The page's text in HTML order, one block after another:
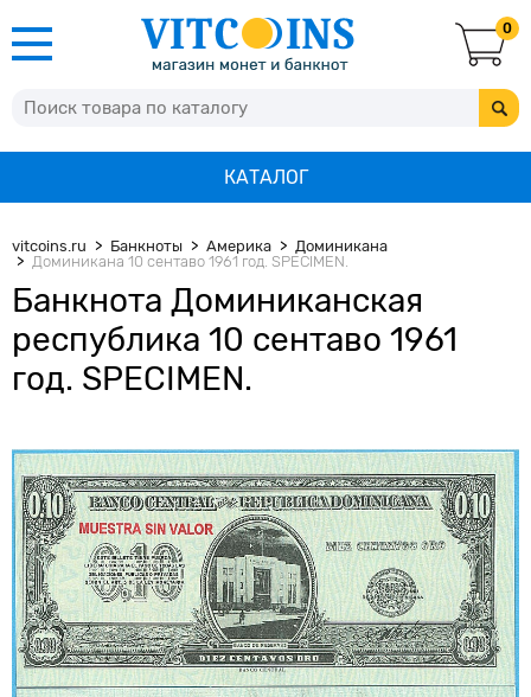
0
КАТАЛОГ
vitcoins.ru Банкноты Америка
Доминикана
Доминикана 10 сентаво 1961 год. SPECIMEN.
Банкнота Доминиканская
республика 10 сентаво 1961
год. SPECIMEN.